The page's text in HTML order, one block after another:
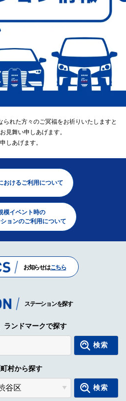
られた方々のご冥福をお祈りいたしますと
見舞い申しあげます。
しあげます。
おけるご利用について
模イベント時の
ョンのご利用について
お知らせはこちら
ステーションを探す
ランドマークで探す
検索
村から探す
検索